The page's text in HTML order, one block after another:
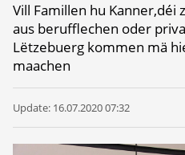
Vill Famillen hu Kanner,déi
aus berufflechen oder
Lëtzebuerg kommen mä
maachen
Update: 16.07.2020 07:32